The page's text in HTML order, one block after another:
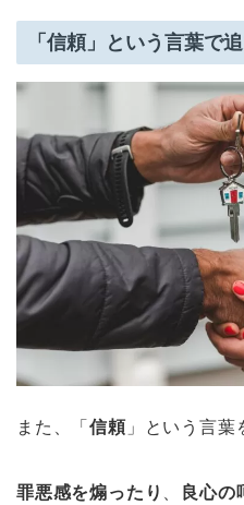
「信頼」という言葉で
また、「信頼」という言葉
罪悪感を煽ったり 良心の